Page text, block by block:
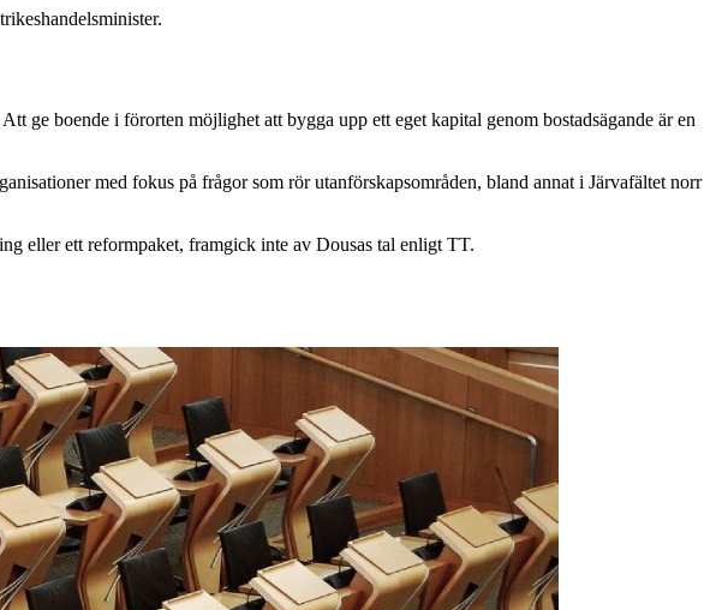
ge boende i förorten möjlighet att bygga upp ett eget kapital genom bostadsägande är en
med fokus på frågor som rör utanförskapsområden, bland annat i Järvafältet norr
eller ett reformpaket, framgick inte av Dousas tal enligt TT.